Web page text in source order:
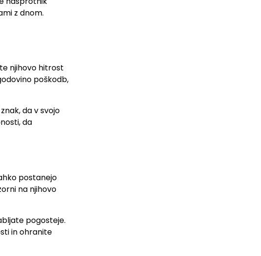
z dnom.
njihovo hitrost
poškodb,
da v svojo
da
postanejo
na njihovo
pogosteje.
in ohranite